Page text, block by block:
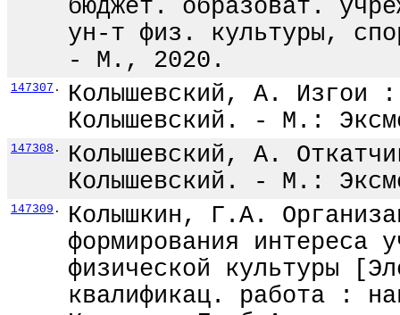
бюджет. образоват.
ун-т физ. культуры,
- М., 2020.
147307 .
Колышевский, А. Изгои
Колышевский. - М.:
147308 .
Колышевский, А.
Колышевский. - М.:
147309 .
Колышкин, Г.А.
формирования
физической культуры
квалификац. работа :